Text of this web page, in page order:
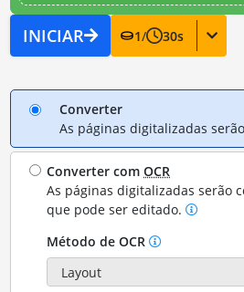
INICIAR 1/ 30s
Converter
As páginas digitalizadas
Converter comOCR
As páginas digitalizadas serão
que pode ser editado.
Método de OCR